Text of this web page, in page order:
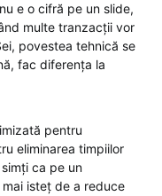
e o cifră pe un slide,
multe tranzacții vor
povestea tehnică se
fac diferența la
pentru
eliminarea timpiilor
ca pe un
mai isteț de a reduce